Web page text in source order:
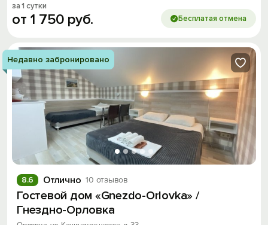
за 1 сутки
от 1 750 руб. Бесплатая отмена
Недавно забронировано
Отлично 10 отзывов
8.6
Гостевой дом «Gnezdo-Orlovka» /
Гнездно-Орловка